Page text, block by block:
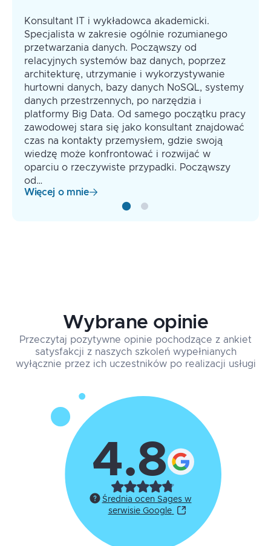
Konsultant IT i wykładowca akademicki.
Specjalista w zakresie ogólnie rozumianego
przetwarzania danych. Począwszy od
relacyjnych systemów baz danych, poprzez
architekturę, utrzymanie i wykorzystywanie
hurtowni danych, bazy danych NoSQL, systemy
danych przestrzennych, po narzędzia i
platformy Big Data. Od samego początku pracy
zawodowej stara się jako konsultant znajdować
czas na kontakty przemysłem, gdzie swoją
wiedzę może konfrontować i rozwijać w
oparciu o rzeczywiste przypadki. Począwszy
od…
Więcej o mnie
Wybrane opinie
Przeczytaj pozytywne opinie pochodzące z ankiet
satysfakcji z naszych szkoleń wypełnianych
wyłącznie przez ich uczestników po realizacji usługi
4.8
Średnia ocen Sages w
serwisie Google